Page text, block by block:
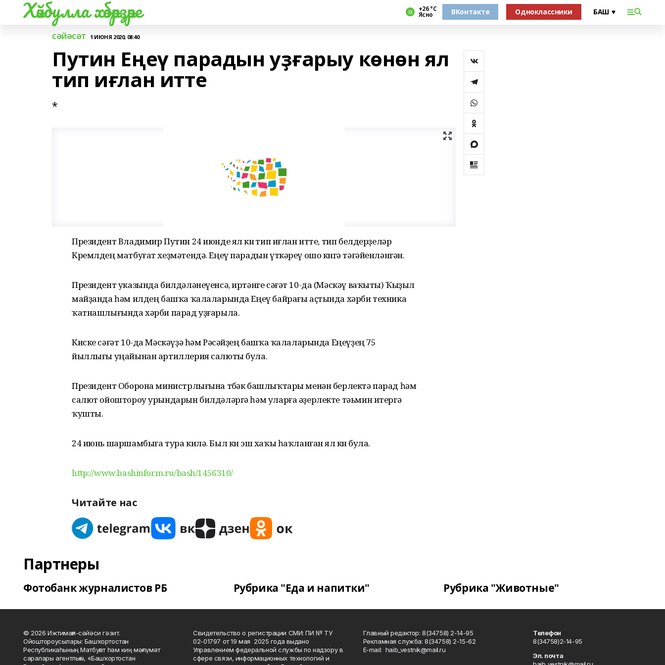
Хәйбулла хәбәрҙәре +26 °С
Ясно ВКонтакте Одноклассники
СӘЙӘСӘТ 1 ИЮНЯ 2020, 08:40
Путин Еңеү парадын уҙғарыу көнөн ял
тип иғлан итте
*
Президент Владимир Путин 24 июнде ял көнө тип иғлан итте, тип белдерҙеләр
Кремлдең матбуғат хеҙмәтендә. Еңеү парадын үткәреү ошо көнгә тәғәйенләнгән.
Президент указында билдәләнеүенсә, иртәнге сәғәт 10-да (Мәскәү ваҡыты) Ҡыҙыл
майҙанда һәм илдең башҡа ҡалаларында Еңеү байрағы аҫтында хәрби техника
ҡатнашлығында хәрби парад уҙғарыла.
Киске сәғәт 10-да Мәскәүҙә һәм Рәсәйҙең башҡа ҡалаларында Еңеүҙең 75
йыллығы уңайынан артиллерия салюты була.
Президент Оборона министрлығына төбәк башлыҡтары менән берлектә парад һәм
салют ойоштороу урындарын билдәләргә һәм уларға әҙерлекте тәьмин итергә
ҡушты.
24 июнь шаршамбыға тура килә. Был көн эш хаҡы һаҡланған ял көнө була.
http://www.bashinform.ru/bash/1456310/
Читайте нас
Партнеры
Фотобанк журналистов РБ Рубрика "Еда и напитки" Рубрика "Животные"
© 2026 Ижтимағи-сәйәси гәзит.
Ойоштороусылары: Башҡортостан
Республикаһының Матбуғат һәм киң мәғлүмәт
саралары агентлығы, «Башҡортостан
Свидетельство о регистрации СМИ: ПИ № ТУ
02-01797 от 19 мая 2025 года выдано
Управлением федеральной службы по надзору в
сфере связи, информационных технологий и
Главный редактор: 8(34758) 2-14-95
Рекламная служба: 8(34758) 2-15-62
Е-mаil: haib_vestnik@mail.ru
Телефон
8(34758)2-14-95
Эл. почта